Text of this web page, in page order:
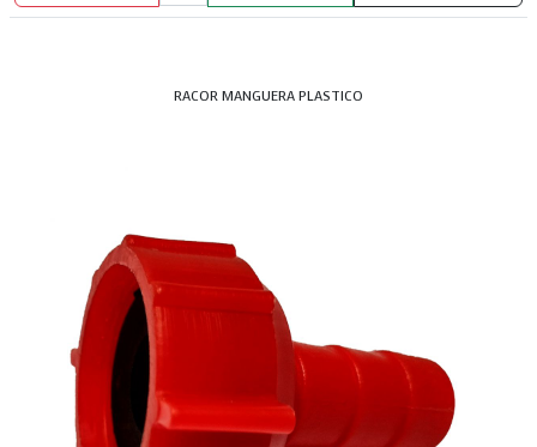
RACOR MANGUERA PLASTICO